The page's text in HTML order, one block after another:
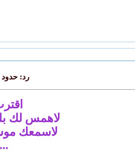
رد:
لاهمس لك
لاسمعك
...